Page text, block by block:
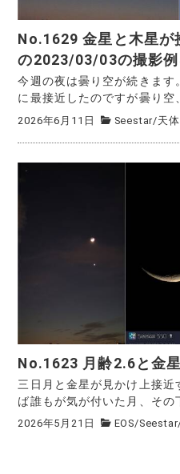
No.1629 金星と木星が
の2023/03/03の撮影
今週の夜は曇り空が続きま
に最接近したのですが曇り
2026年6月11日 Seestar/天
No.1623 月齢2.6と金
三日月と金星が見かけ上接
ば誰もが気が付いた月、その
2026年5月21日 EOS/Seestar